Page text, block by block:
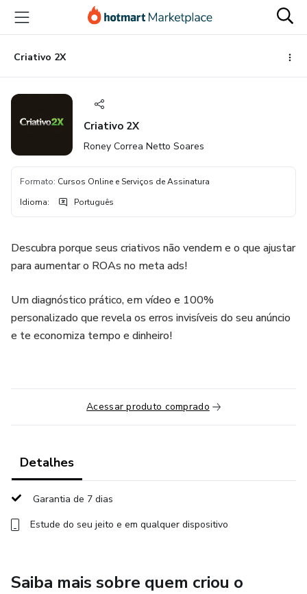
para
conteúdo
principal
para
pagamento
para
rodapéCriativo 2X
Criativo 2X
Roney Correa Netto Soares
Formato: Cursos Online e Serviços de Assinatura
Idioma: Português
Descubra porque seus criativos não vendem e o que ajustar
para aumentar o ROAs no meta ads!
Um diagnóstico prático, em vídeo e 100%
personalizado que revela os erros invisíveis do seu anúncio
e te economiza tempo e dinheiro!
Acessar produto comprado
Detalhes
Garantia de 7 dias
Estude do seu jeito e em qualquer dispositivo
Saiba mais sobre quem criou o